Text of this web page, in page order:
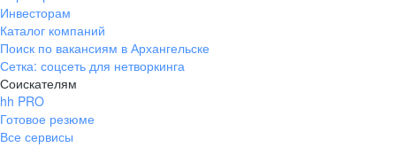
Инвесторам
Каталог компаний
Поиск по вакансиям в Архангельске
Сетка: соцсеть для нетворкинга
Соискателям
hh PRO
Готовое резюме
Все сервисы